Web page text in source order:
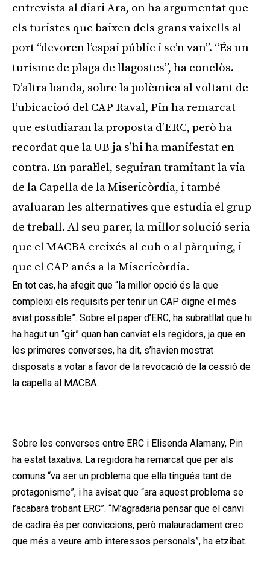
entrevista al diari Ara, on ha argumentat que
els turistes que baixen dels grans vaixells al
port “devoren l’espai públic i se’n van”. “És un
turisme de plaga de llagostes”, ha conclòs.
D’altra banda, sobre la polèmica al voltant de
l’ubicacioó del CAP Raval, Pin ha remarcat
que estudiaran la proposta d’ERC, però ha
recordat que la UB ja s’hi ha manifestat en
contra. En paral·lel, seguiran tramitant la via
de la Capella de la Misericòrdia, i també
avaluaran les alternatives que estudia el grup
de treball. Al seu parer, la millor solució seria
que el MACBA creixés al cub o al pàrquing, i
que el CAP anés a la Misericòrdia.
En tot cas, ha afegit que “la millor opció és la que
compleixi els requisits per tenir un CAP digne el més
aviat possible”. Sobre el paper d’ERC, ha subratllat que hi
ha hagut un “gir” quan han canviat els regidors, ja que en
les primeres converses, ha dit, s’havien mostrat
disposats a votar a favor de la revocació de la cessió de
la capella al MACBA.
Sobre les converses entre ERC i Elisenda Alamany, Pin
ha estat taxativa. La regidora ha remarcat que per als
comuns “va ser un problema que ella tingués tant de
protagonisme”, i ha avisat que “ara aquest problema se
l’acabarà trobant ERC”. “M’agradaria pensar que el canvi
de cadira és per conviccions, però malauradament crec
que més a veure amb interessos personals”, ha etzibat.